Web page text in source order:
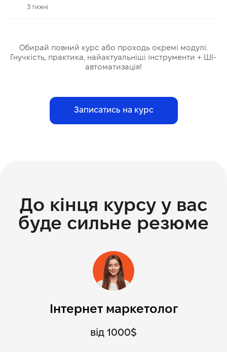
3 тижні
Обирай повний курс або проходь окремі модулі.
Гнучкість, практика, найактуальніші інструменти + ШІ-
автоматизація!
Записатись на курс
До кінця курсу у вас
буде сильне резюме
Інтернет маркетолог
від 1000$